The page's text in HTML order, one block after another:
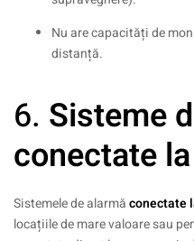
Nu are capacități de
distanță.
6. Sisteme
conectate
Sistemele de alarmăconectate
locațiile de mare valoare sau